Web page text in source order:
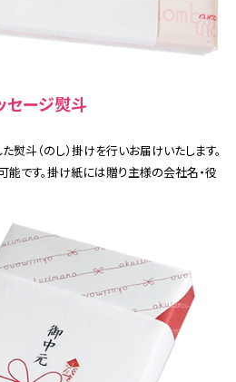
セージ熨斗
熨斗（のし）掛けを行いお届けいたします。
です。掛け紙には贈り主様の会社名・役